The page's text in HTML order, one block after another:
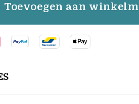
Toevoegen aan